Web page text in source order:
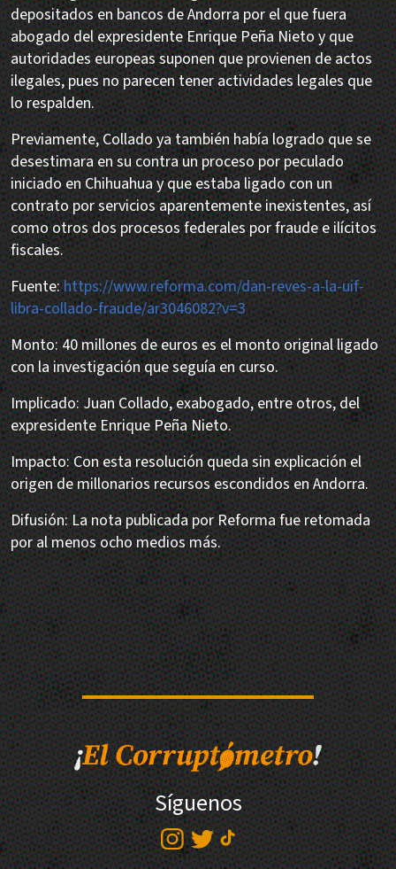
depositados en bancos de Andorra por el que fuera
abogado del expresidente Enrique Peña Nieto y que
autoridades europeas suponen que provienen de actos
ilegales, pues no parecen tener actividades legales que
lo respalden.
Previamente, Collado ya también había logrado que se
desestimara en su contra un proceso por peculado
iniciado en Chihuahua y que estaba ligado con un
contrato por servicios aparentemente inexistentes, así
como otros dos procesos federales por fraude e ilícitos
fiscales.
Fuente:https://www.reforma.com/dan-reves-a-la-uif-
libra-collado-fraude/ar3046082?v=3
Monto: 40 millones de euros es el monto original ligado
con la investigación que seguía en curso.
Implicado: Juan Collado, exabogado, entre otros, del
expresidente Enrique Peña Nieto.
Impacto: Con esta resolución queda sin explicación el
origen de millonarios recursos escondidos en Andorra.
Difusión: La nota publicada por Reforma fue retomada
por al menos ocho medios más.
Síguenos